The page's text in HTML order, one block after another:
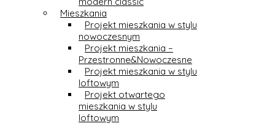
Mieszkania
Projekt mieszkania w stylu
nowoczesnym
Projekt mieszkania –
Przestronne&Nowoczesne
Projekt mieszkania w stylu
loftowym
Projekt otwartego
mieszkania w stylu
loftowym